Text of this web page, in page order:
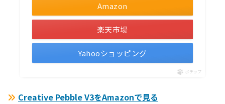
Amazon
楽天市場
Yahooショッピング
ポチップ
Creative Pebble V3をAmazonで見る